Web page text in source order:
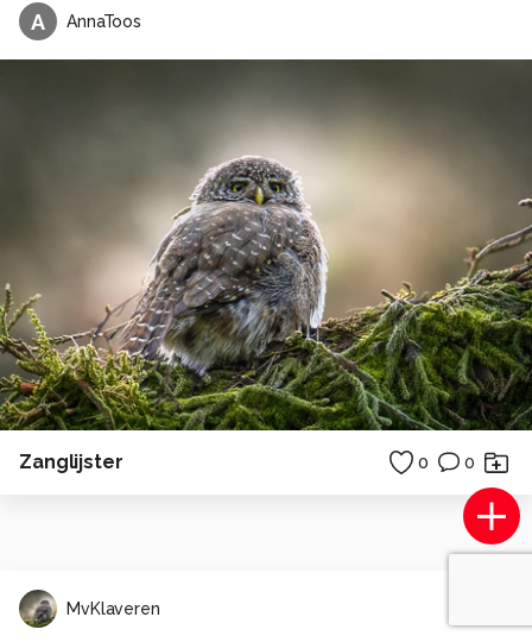
A AnnaToos
Zanglijster 0 0
MvKlaveren